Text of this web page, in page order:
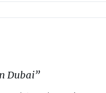
Dubai”